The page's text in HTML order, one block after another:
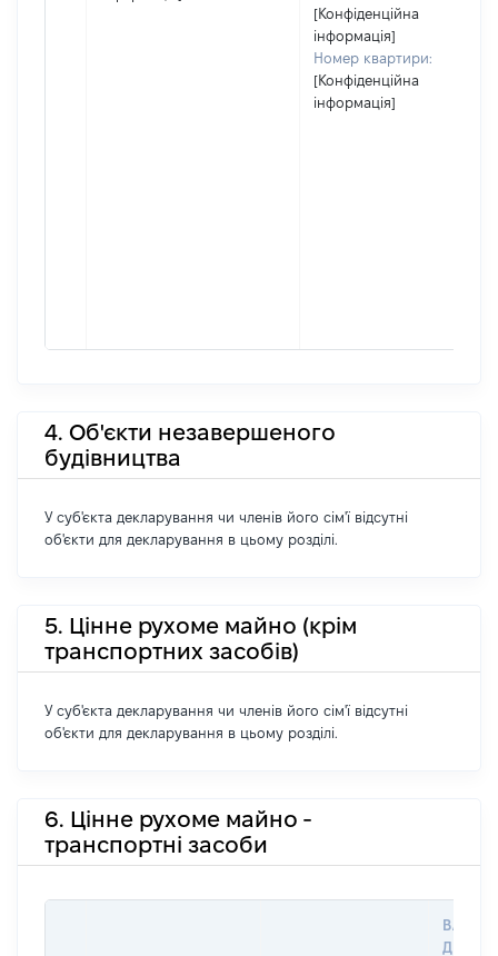
[Конфіденційна
інформація]
Номер квартири:
[Конфіденційна
інформація]
4. Об'єкти незавершеного
будівництва
У суб'єкта декларування чи членів його сім'ї відсутні
об'єкти для декларування в цьому розділі.
5. Цінне рухоме майно (крім
транспортних засобів)
У суб'єкта декларування чи членів його сім'ї відсутні
об'єкти для декларування в цьому розділі.
6. Цінне рухоме майно -
транспортні засоби
ДАТУ